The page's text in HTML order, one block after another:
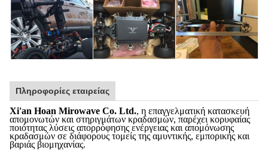
Πληροφορίες εταιρείας
Xi'an Hoan Mirowave Co. Ltd., η επαγγελματική κατασκευή
απομονωτών και στηριγμάτων κραδασμών, παρέχει κορυφαίας
ποιότητας λύσεις απορρόφησης ενέργειας και απομόνωσης
κραδασμών σε διάφορους τομείς της αμυντικής, εμπορικής και
βαριάς βιομηχανίας.